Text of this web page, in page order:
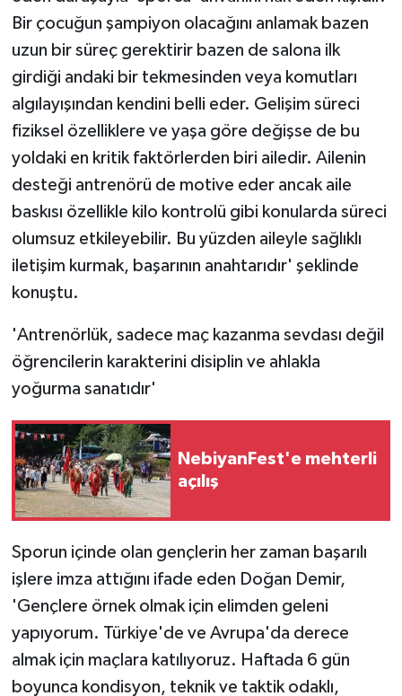
Bir çocuğun şampiyon olacağını anlamak bazen
uzun bir süreç gerektirir bazen de salona ilk
girdiği andaki bir tekmesinden veya komutları
algılayışından kendini belli eder. Gelişim süreci
fiziksel özelliklere ve yaşa göre değişse de bu
yoldaki en kritik faktörlerden biri ailedir. Ailenin
desteği antrenörü de motive eder ancak aile
baskısı özellikle kilo kontrolü gibi konularda süreci
olumsuz etkileyebilir. Bu yüzden aileyle sağlıklı
iletişim kurmak, başarının anahtarıdır' şeklinde
konuştu.
'Antrenörlük, sadece maç kazanma sevdası değil
öğrencilerin karakterini disiplin ve ahlakla
yoğurma sanatıdır'
NebiyanFest'e mehterli
açılış
Sporun içinde olan gençlerin her zaman başarılı
işlere imza attığını ifade eden Doğan Demir,
'Gençlere örnek olmak için elimden geleni
yapıyorum. Türkiye'de ve Avrupa'da derece
almak için maçlara katılıyoruz. Haftada 6 gün
boyunca kondisyon, teknik ve taktik odaklı,